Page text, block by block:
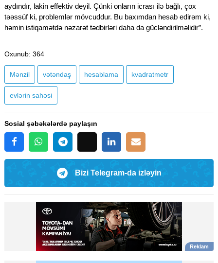
aydındır, lakin effektiv deyil. Çünki onların icrası ilə bağlı, çox
təəssüf ki, problemlər mövcuddur. Bu baxımdan hesab edirəm ki,
həmin istiqamətdə nəzarət tədbirləri daha da gücləndirilməlidir”.
Oxunub: 364
Mənzil vətəndaş hesablama kvadratmetr
evlərin sahəsi
Sosial şəbəkələrdə paylaşın
Bizi Telegram-da izləyin